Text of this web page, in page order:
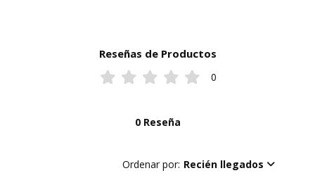
Reseñas de Productos
0
0 Reseña
Ordenar por: Recién llegados